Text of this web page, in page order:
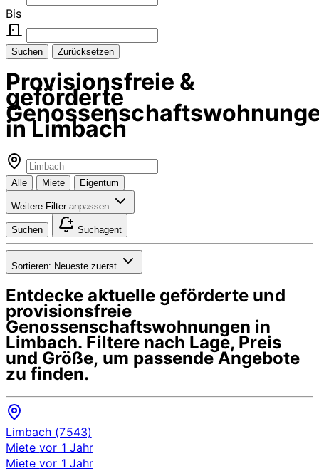
Bis
Suchen Zurücksetzen
Provisionsfreie &
geförderte
in Limbach
Alle Miete Eigentum
Weitere Filter anpassen
Suchen Suchagent
Sortieren: Neueste zuerst
Entdecke aktuelle geförderte und
provisionsfreie
Genossenschaftswohnungen in
Limbach. Filtere nach Lage, Preis
und Größe, um passende Angebote
zu finden.
Limbach (7543)
Miete vor 1 Jahr
Miete vor 1 Jahr